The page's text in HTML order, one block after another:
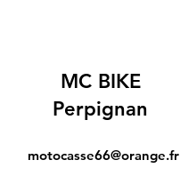
MC BIKE
Perpignan
motocasse66@orange.fr